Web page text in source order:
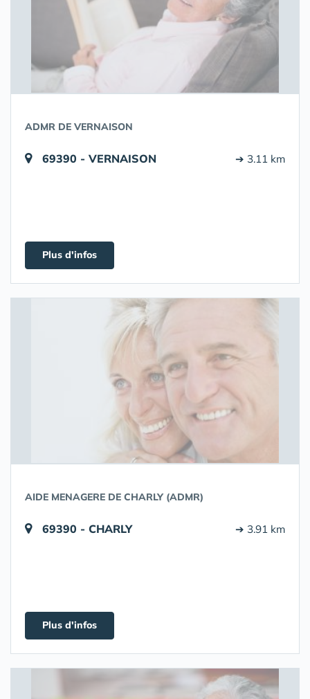
ADMR DE VERNAISON
69390 - VERNAISON ➔ 3.11 km
Plus d'infos
AIDE MENAGERE DE CHARLY (ADMR)
69390 - CHARLY ➔ 3.91 km
Plus d'infos